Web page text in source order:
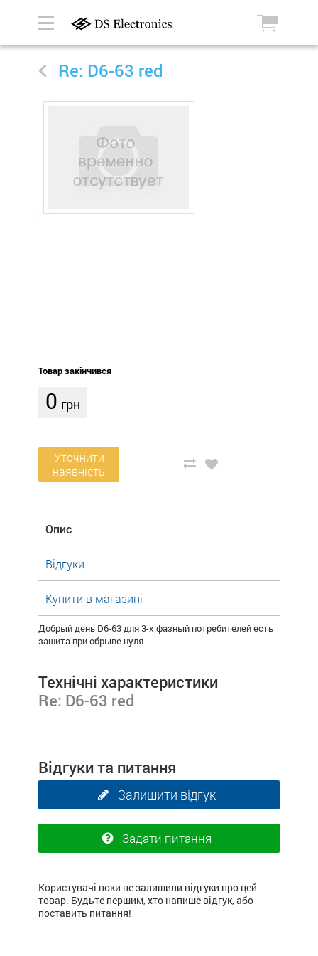
Re: D6-63 red
Товар закінчився
0 грн
Уточнити
наявність
Опис
Відгуки
Купити в магазині
Добрый день D6-63 для 3-х фазный потребителей есть
зашита при обрыве нуля
Технічні характеристики
Re: D6-63 red
Відгуки та питання
Залишити відгук
Задати питання
Користувачі поки не залишили відгуки про цей
товар. Будьте першим, хто напише відгук, або
поставить питання!